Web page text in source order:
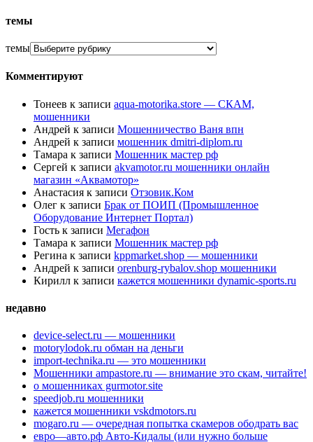
темы
темы
Комментируют
Тонеев к записи aqua-motorika.store — СКАМ,
мошенники
Андрей к записи Мошенничество Ваня впн
Андрей к записи мошенник dmitri-diplom.ru
Тамара к записи Мошенник мастер рф
Сергей к записи akvamotor.ru мошенники онлайн
магазин «Аквамотор»
Анастасия к записи Отзовик.Ком
Олег к записи Брак от ПОИП (Промышленное
Оборудование Интернет Портал)
Гость к записи Мегафон
Тамара к записи Мошенник мастер рф
Регина к записи kppmarket.shop — мошенники
Андрей к записи orenburg-rybalov.shop мошенники
Кирилл к записи кажется мошенники dynamic-sports.ru
недавно
device-select.ru — мошенники
motorylodok.ru обман на деньги
import-technika.ru — это мошенники
Мошенники ampastore.ru — внимание это скам, читайте!
о мошенниках gurmotor.site
speedjob.ru мошенники
кажется мошенники vskdmotors.ru
mogaro.ru — очередная попытка скамеров ободрать вас
евро—авто.рф Авто-Кидалы (или нужно больше